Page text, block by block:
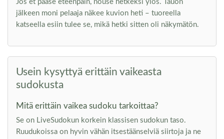
Jos et pääse eteenpäin, nouse hetkeksi ylös. Tauon
jälkeen moni pelaaja näkee kuvion heti – tuoreella
katseella esiin tulee se, mikä hetki sitten oli näkymätön.
Usein kysyttyä erittäin vaikeasta
sudokusta
Mitä erittäin vaikea sudoku tarkoittaa?
Se on LiveSudokun korkein klassisen sudokun taso.
Ruudukoissa on hyvin vähän itsestäänselviä siirtoja ja ne